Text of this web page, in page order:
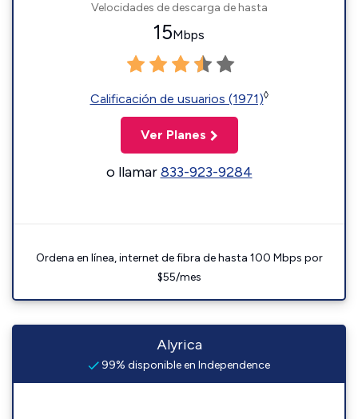
Velocidades de descarga de hasta
15Mbps
Calificación de usuarios (1971)◊
Ver Planes
o llamar833-923-9284
Ordena en línea, internet de fibra de hasta 100 Mbps por
$55/mes
Alyrica
99% disponible en Independence